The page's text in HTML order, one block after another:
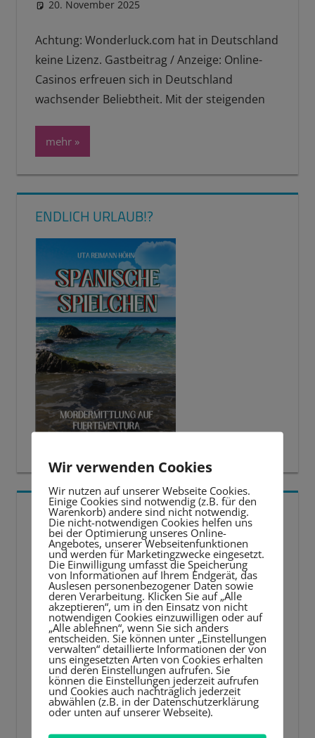
20. November 2025
Achtung: Wonderluck.com hat in Deutschland
keine Lizenz. Gastbeitrag / Anzeige: Online-
Casinos erfreuen sich in Deutschland
wachsender Beliebtheit. Mit der steigenden
mehr
ENDLICH URLAUB!?
5 BESTE LERNTIPPS
Video-
Player
Wir verwenden Cookies
Wir nutzen auf unserer Webseite Cookies.
Einige Cookies sind notwendig (z.B. für den
Warenkorb) andere sind nicht notwendig.
Die nicht-notwendigen Cookies helfen uns
bei der Optimierung unseres Online-
Angebotes, unserer Webseitenfunktionen
und werden für Marketingzwecke eingesetzt.
Die Einwilligung umfasst die Speicherung
von Informationen auf Ihrem Endgerät, das
Auslesen personenbezogener Daten sowie
deren Verarbeitung. Klicken Sie auf „Alle
akzeptieren“, um in den Einsatz von nicht
notwendigen Cookies einzuwilligen oder auf
„Alle ablehnen“, wenn Sie sich anders
entscheiden. Sie können unter „Einstellungen
verwalten“ detaillierte Informationen der von
uns eingesetzten Arten von Cookies erhalten
und deren Einstellungen aufrufen. Sie
können die Einstellungen jederzeit aufrufen
und Cookies auch nachträglich jederzeit
abwählen (z.B. in der Datenschutzerklärung
oder unten auf unserer Webseite).